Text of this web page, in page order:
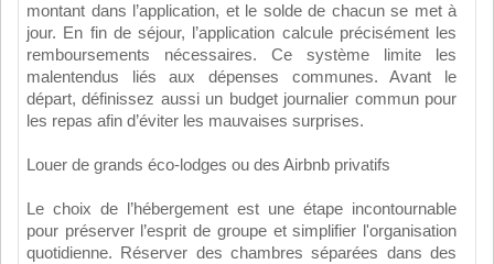
montant dans l’application, et le solde de chacun se met à
jour. En fin de séjour, l’application calcule précisément les
remboursements nécessaires. Ce système limite les
malentendus liés aux dépenses communes. Avant le
départ, définissez aussi un budget journalier commun pour
les repas afin d’éviter les mauvaises surprises.
Louer de grands éco-lodges ou des Airbnb privatifs
Le choix de l’hébergement est une étape incontournable
pour préserver l’esprit de groupe et simplifier l'organisation
quotidienne. Réserver des chambres séparées dans des